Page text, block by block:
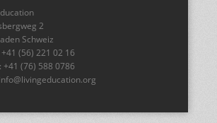
2
Schweiz
(56) 221 02 16
+41 (76) 588 0786